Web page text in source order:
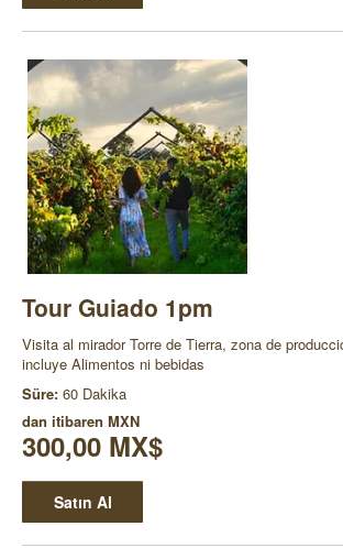
Tour Guiado 1pm
Visita al mirador Torre de Tierra, zona de
incluye Alimentos ni bebidas
Süre: 60 Dakika
dan itibaren MXN
300,00 MX$
Satın Al